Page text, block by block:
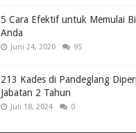
5 Cara Efektif untuk Memulai
Anda
Juni 24, 2020 95
213 Kades di Pandeglang
Jabatan 2 Tahun
Juli 18, 2024 0